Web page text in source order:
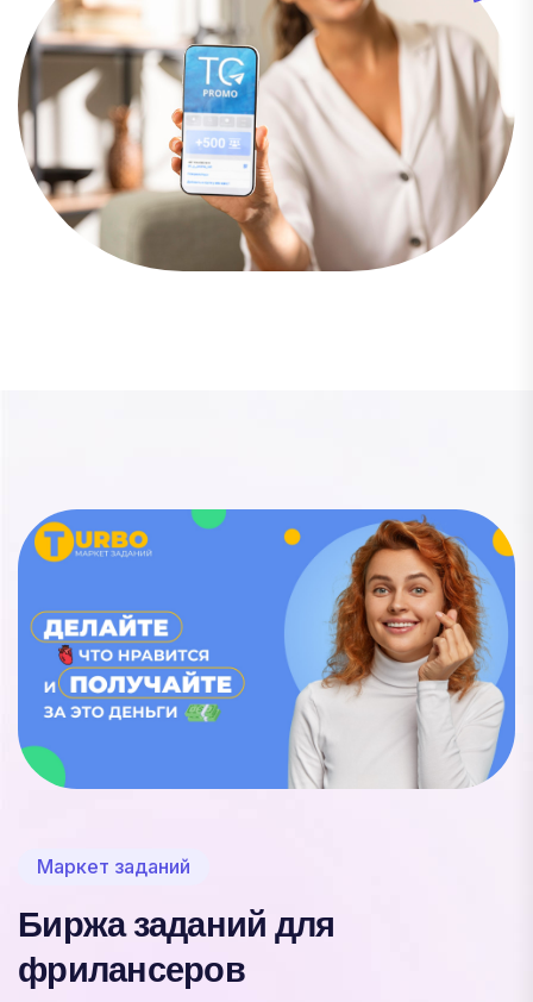
Маркет заданий
Биржа заданий для
фрилансеров